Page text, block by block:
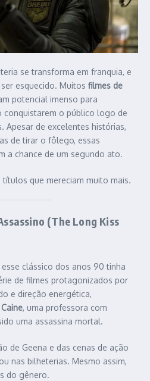
se transforma em franquia, e
esquecido. Muitos filmes de
potencial imenso para
conquistarem o público logo de
Apesar de excelentes histórias,
de tirar o fôlego, essas
a chance de um segundo ato.
que mereciam muito mais.
(The Long Kiss
esse clássico dos anos 90 tinha
de filmes protagonizados por
e direção energética,
, uma professora com
uma assassina mortal.
de Geena e das cenas de ação
nas bilheterias. Mesmo assim,
do gênero.